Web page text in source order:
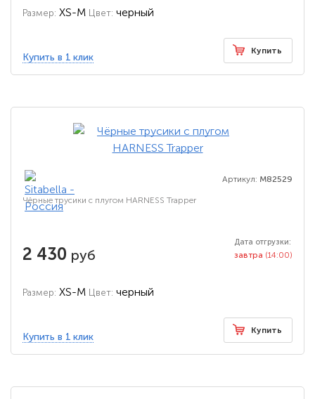
Размер: XS-M Цвет: черный
Купить в 1 клик
Купить
Артикул: M82529
Чёрные трусики с плугом HARNESS Trapper
2 430 руб
Дата отгрузки:
завтра (14:00)
Размер: XS-M Цвет: черный
Купить в 1 клик
Купить